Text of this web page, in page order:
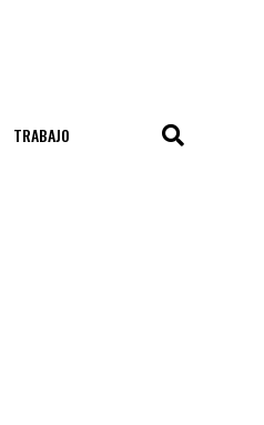
TRABAJO